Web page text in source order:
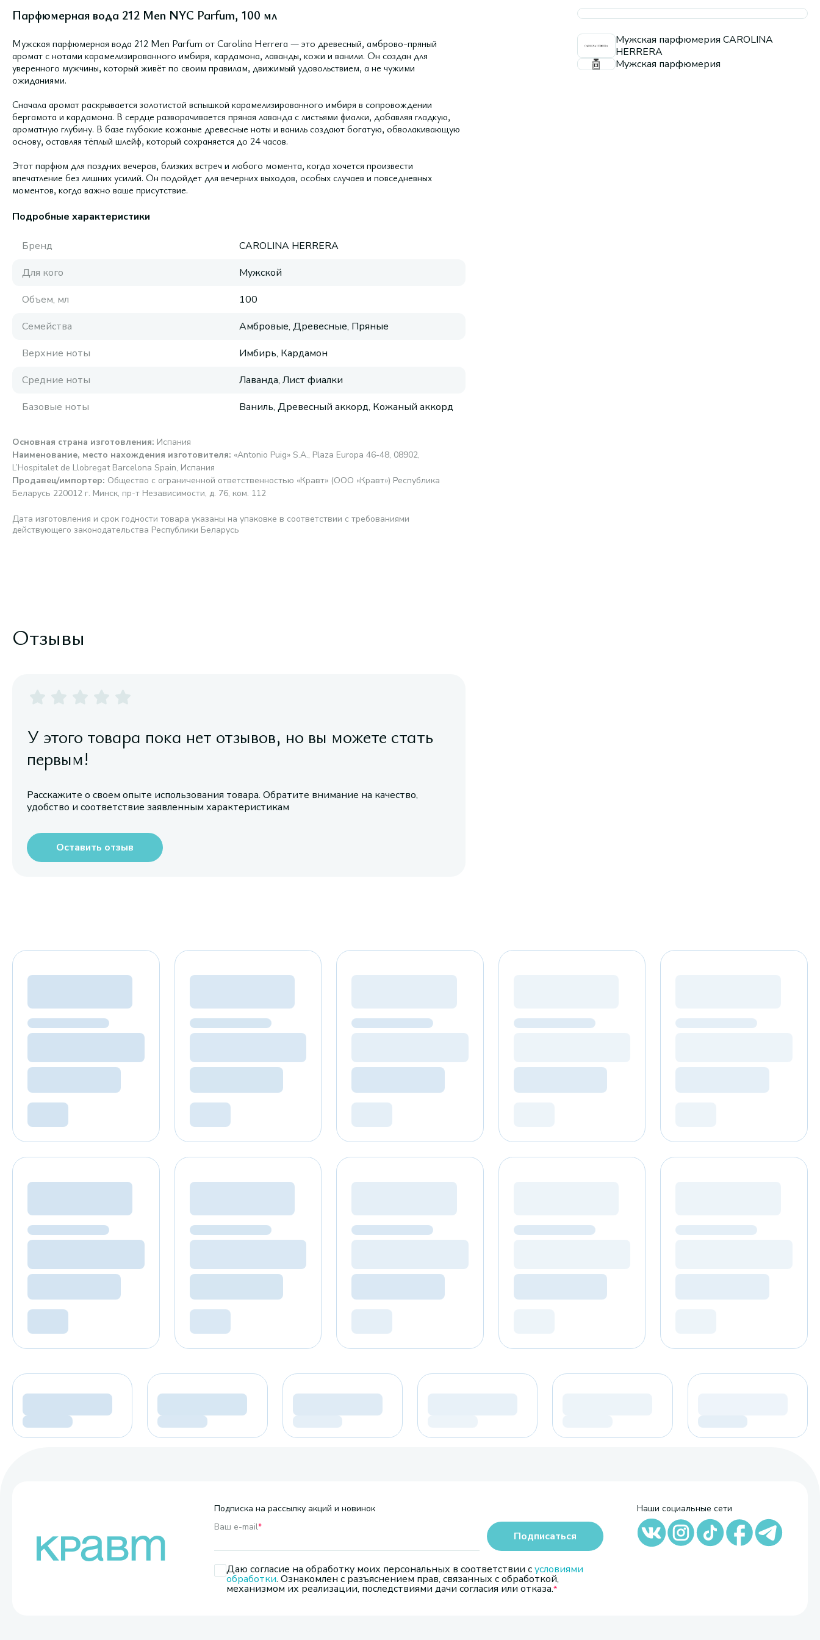
Парфюмерная вода 212 Men NYC Parfum, 100 мл
Мужская парфюмерная вода 212 Men Parfum от Carolina Herrera — это древесный, амброво-пряный
аромат с нотами карамелизированного имбиря, кардамона, лаванды, кожи и ванили. Он создан для
уверенного мужчины, который живёт по своим правилам, движимый удовольствием, а не чужими
ожиданиями.
Сначала аромат раскрывается золотистой вспышкой карамелизированного имбиря в сопровождении
бергамота и кардамона. В сердце разворачивается пряная лаванда с листьями фиалки, добавляя гладкую,
ароматную глубину. В базе глубокие кожаные древесные ноты и ваниль создают богатую, обволакивающую
основу, оставляя тёплый шлейф, который сохраняется до 24 часов.
Этот парфюм для поздних вечеров, близких встреч и любого момента, когда хочется произвести
впечатление без лишних усилий. Он подойдет для вечерних выходов, особых случаев и повседневных
моментов, когда важно ваше присутствие.
Подробные характеристики
Бренд
CAROLINA HERRERA
Для кого
Мужской
Объем, мл
100
Семейства
Амбровые, Древесные, Пряные
Верхние ноты
Имбирь, Кардамон
Средние ноты
Лаванда, Лист фиалки
Базовые ноты
Ваниль, Древесный аккорд, Кожаный аккорд
Основная страна изготовления: Испания
Наименование, место нахождения изготовителя: «Antonio Puig» S.A., Plaza Europa 46-48, 08902,
L’Hospitalet de Llobregat Barcelona Spain, Испания
Продавец/импортер: Общество с ограниченной ответственностью «Кравт» (ООО «Кравт») Республика
Беларусь 220012 г. Минск, пр-т Независимости, д. 76, ком. 112
Дата изготовления и срок годности товара указаны на упаковке в соответствии с требованиями
действующего законодательства Республики Беларусь
Мужская парфюмерия CAROLINA
HERRERA
Мужская парфюмерия
Отзывы
У этого товара пока нет отзывов, но вы можете стать
первым!
Расскажите о своем опыте использования товара. Обратите внимание на качество,
удобство и соответствие заявленным характеристикам
Оставить отзыв
Подписка на рассылку акций и новинок
Ваш e-mail*
Даю согласие на обработку моих персональных в соответствии сусловиями
обработки. Ознакомлен с разъяснением прав, связанных с обработкой,
механизмом их реализации, последствиями дачи согласия или отказа.
Подписаться
Наши социальные сети